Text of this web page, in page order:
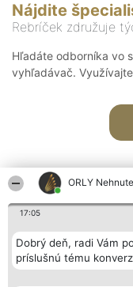
ORLY
17:05
Dobrý deň, radi Vám
príslušnú tému
Nájdite
Rebríček združuje
Hľadáte odborníka vo
vyhľadávač.
Organizátor hodnotenia
Bright Side Solutions sp. z o.
o. sp. k.